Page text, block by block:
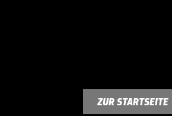
ZUR STARTSEITE